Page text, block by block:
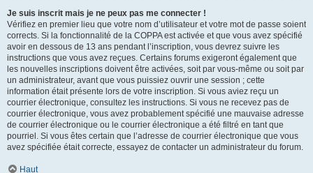
Je suis inscrit mais je ne peux pas me connecter !
Vérifiez en premier lieu que votre nom d’utilisateur et votre mot de passe soient
corrects. Si la fonctionnalité de la COPPA est activée et que vous avez spécifié
avoir en dessous de 13 ans pendant l’inscription, vous devrez suivre les
instructions que vous avez reçues. Certains forums exigeront également que
les nouvelles inscriptions doivent être activées, soit par vous-même ou soit par
un administrateur, avant que vous puissiez ouvrir une session ; cette
information était présente lors de votre inscription. Si vous aviez reçu un
courrier électronique, consultez les instructions. Si vous ne recevez pas de
courrier électronique, vous avez probablement spécifié une mauvaise adresse
de courrier électronique ou le courrier électronique a été filtré en tant que
pourriel. Si vous êtes certain que l’adresse de courrier électronique que vous
avez spécifiée était correcte, essayez de contacter un administrateur du forum.
Haut